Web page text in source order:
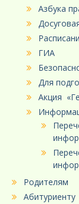
Азбука
ГИА
Для
Акция
Родителям
Абитуриенту